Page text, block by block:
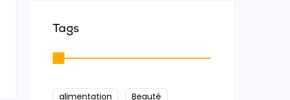
Tags
alimentation
Beauté